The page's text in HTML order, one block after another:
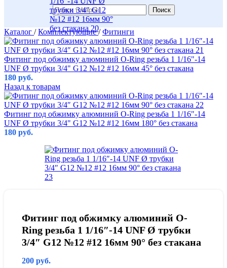
Поиск
Каталог / Комплектующие/ Фитинги
Фитинг под обжимку алюминий O-Ring резьба 1 1/16"-14
UNF Ø трубки 3/4" G12 №12 #12 16мм 45° без стакана
180 руб.
Назад к товарам
Фитинг под обжимку алюминий O-Ring резьба 1 1/16"-14
UNF Ø трубки 3/4" G12 №12 #12 16мм 180° без стакана
180 руб.
Фитинг под обжимку алюминий O-
Ring резьба 1 1/16″-14 UNF Ø трубки
3/4″ G12 №12 #12 16мм 90° без стакана
200 руб.